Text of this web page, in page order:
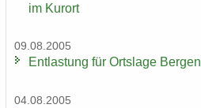
im Kur­ort
09.08.2005
Ent­las­tung für Orts­la­ge Ber­gen
04.08.2005